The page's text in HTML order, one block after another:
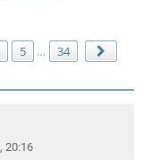
5 … 34
20:16